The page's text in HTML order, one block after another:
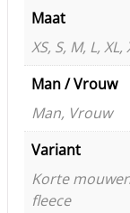
Maat
XS, S, M, L, XL,
Man / Vrouw
Man, Vrouw
Variant
Korte
fleece